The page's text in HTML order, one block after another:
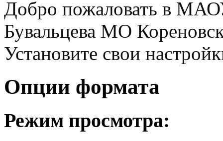
Добро пожаловать в
Бувальцева МО
Установите свои
Опции формата
Режим просмотра: